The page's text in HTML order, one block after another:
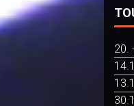
20.